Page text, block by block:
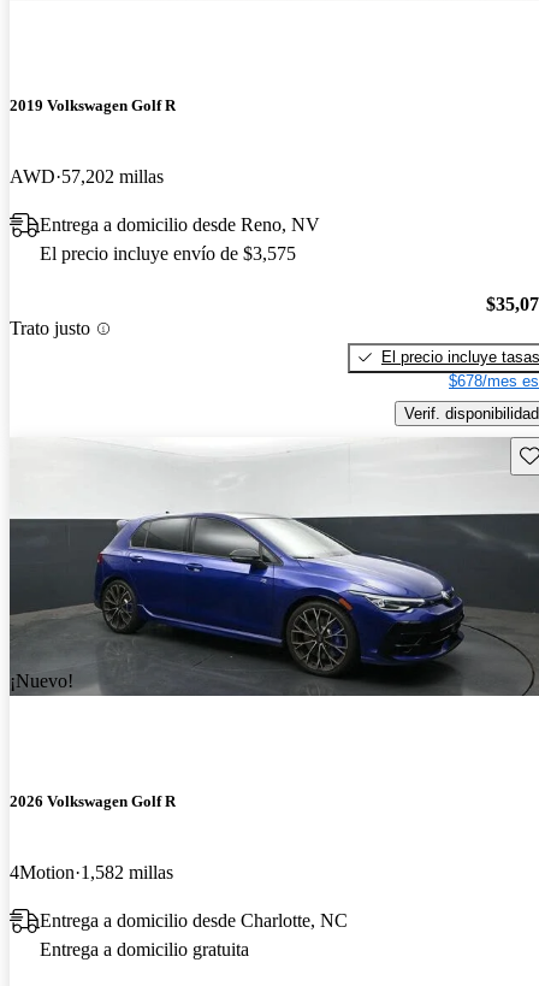
2019 Volkswagen Golf R
AWD 57,202 millas
Entrega a domicilio desde Reno, NV
El precio incluye envío de $3,575
Trato justo
El precio incluye tasas
$678/mes
Verif. disponibilidad
¡Nuevo!
2026 Volkswagen Golf R
4Motion 1,582 millas
Entrega a domicilio desde Charlotte, NC
Entrega a domicilio gratuita